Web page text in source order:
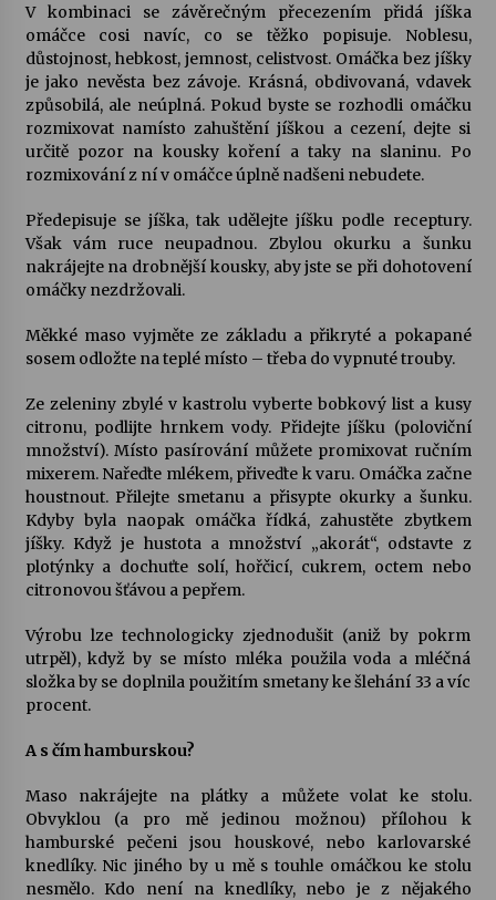
V kombinaci se závěrečným přecezením přidá jíška
omáčce cosi navíc, co se těžko popisuje. Noblesu,
důstojnost, hebkost, jemnost, celistvost. Omáčka bez jíšky
je jako nevěsta bez závoje. Krásná, obdivovaná, vdavek
způsobilá, ale neúplná. Pokud byste se rozhodli omáčku
rozmixovat namísto zahuštění jíškou a cezení, dejte si
určitě pozor na kousky koření a taky na slaninu. Po
rozmixování z ní v omáčce úplně nadšeni nebudete.
Předepisuje se jíška, tak udělejte jíšku podle receptury.
Však vám ruce neupadnou. Zbylou okurku a šunku
nakrájejte na drobnější kousky, aby jste se při dohotovení
omáčky nezdržovali.
Měkké maso vyjměte ze základu a přikryté a pokapané
sosem odložte na teplé místo – třeba do vypnuté trouby.
Ze zeleniny zbylé v kastrolu vyberte bobkový list a kusy
citronu, podlijte hrnkem vody. Přidejte jíšku (poloviční
množství). Místo pasírování můžete promixovat ručním
mixerem. Nařeďte mlékem, přiveďte k varu. Omáčka začne
houstnout. Přilejte smetanu a přisypte okurky a šunku.
Kdyby byla naopak omáčka řídká, zahustěte zbytkem
jíšky. Když je hustota a množství „akorát“, odstavte z
plotýnky a dochuťte solí, hořčicí, cukrem, octem nebo
citronovou šťávou a pepřem.
Výrobu lze technologicky zjednodušit (aniž by pokrm
utrpěl), když by se místo mléka použila voda a mléčná
složka by se doplnila použitím smetany ke šlehání 33 a víc
procent.
A s čím hamburskou?
Maso nakrájejte na plátky a můžete volat ke stolu.
Obvyklou (a pro mě jedinou možnou) přílohou k
hamburské pečeni jsou houskové, nebo karlovarské
knedlíky. Nic jiného by u mě s touhle omáčkou ke stolu
nesmělo. Kdo není na knedlíky, nebo je z nějakého